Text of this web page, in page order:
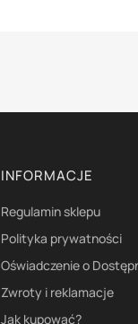
INFORMACJE
Regulamin sklepu
Polityka prywatności
Oświadczenie o
Zwroty i reklamacje
Jak kupować?